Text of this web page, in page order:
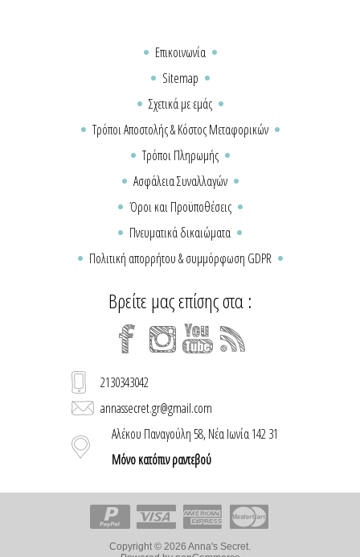
Επικοινωνία
Sitemap
Σχετικά με εμάς
Τρόποι Αποστολής & Κόστος Μεταφορικών
Τρόποι Πληρωμής
Ασφάλεια Συναλλαγών
Όροι και Προϋποθέσεις
Πνευματικά δικαιώματα
Πολιτική απορρήτου & συμμόρφωση GDPR
Βρείτε μας επίσης στα :
2130343042
annassecret.gr@gmail.com
Αλέκου Παναγούλη 58, Νέα Ιωνία 142 31
Μόνο κατόπιν ραντεβού
Copyright © 2026 Anna's Secret.